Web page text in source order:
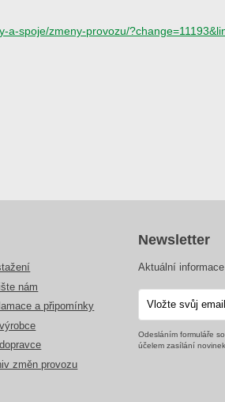
a-spoje/zmeny-provozu/
nám
a připomínky
změn provozu
Newsletter
Aktuální
Odesláním formuláře
účelem zasílání